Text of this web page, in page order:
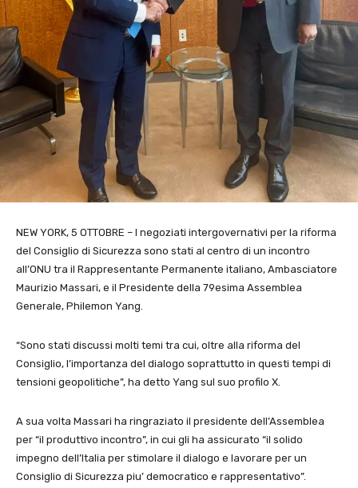
NEW YORK, 5 OTTOBRE – I negoziati intergovernativi per la riforma
del Consiglio di Sicurezza sono stati al centro di un incontro
all’ONU tra il Rappresentante Permanente italiano, Ambasciatore
Maurizio Massari, e il Presidente della 79esima Assemblea
Generale, Philemon Yang.
“Sono stati discussi molti temi tra cui, oltre alla riforma del
Consiglio, l’importanza del dialogo soprattutto in questi tempi di
tensioni geopolitiche”, ha detto Yang sul suo profilo X.
A sua volta Massari ha ringraziato il presidente dell’Assemblea
per “il produttivo incontro”, in cui gli ha assicurato “il solido
impegno dell’Italia per stimolare il dialogo e lavorare per un
Consiglio di Sicurezza piu’ democratico e rappresentativo”.